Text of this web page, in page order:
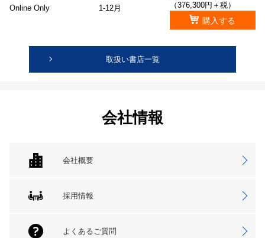
Online Only 1-12月 （376,300円＋税）
購入する
取扱い書店一覧
会社情報
会社概要
採用情報
よくあるご質問